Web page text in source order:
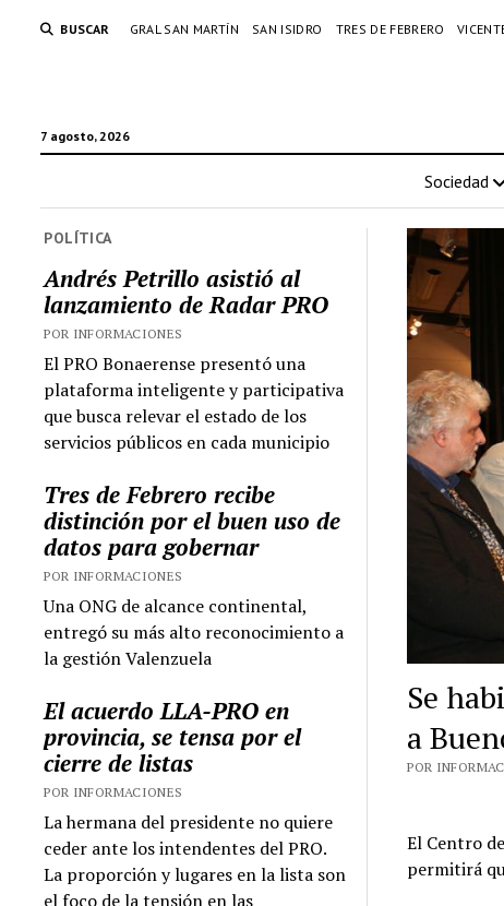
BUSCAR GRAL SAN MARTÍN SAN ISIDRO TRES DE FEBRERO
7 agosto, 2026
Sociedad
POLÍTICA
Andrés Petrillo asistió al
lanzamiento de Radar PRO
POR INFORMACIONES
El PRO Bonaerense presentó una
plataforma inteligente y participativa
que busca relevar el estado de los
servicios públicos en cada municipio
Tres de Febrero recibe
distinción por el buen uso de
datos para gobernar
POR INFORMACIONES
Una ONG de alcance continental,
entregó su más alto reconocimiento a
la gestión Valenzuela
El acuerdo LLA-PRO en
provincia, se tensa por el
cierre de listas
POR INFORMACIONES
La hermana del presidente no quiere
ceder ante los intendentes del PRO.
La proporción y lugares en la lista son
el foco de la tensión en las
Se
a
POR
El Centro
permitirá